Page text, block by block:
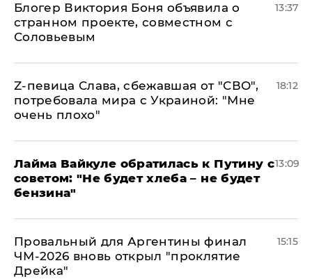
Блогер Виктория Боня объявила о
странном проекте, совместном с
Соловьевым
13:37
Z-певица Слава, сбежавшая от "СВО",
потребовала мира с Украиной: "Мне
очень плохо"
18:12
Лайма Вайкуле обратилась к Путину с
советом: "Не будет хлеба – не будет
бензина"
13:09
Провальный для Аргентины финал
ЧМ-2026 вновь открыл "проклятие
Дрейка"
15:15